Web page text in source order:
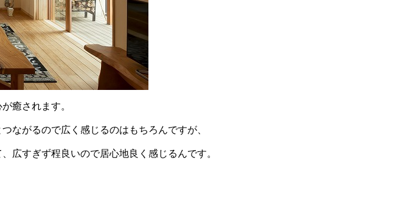
癒されます。
ながるので広く感じるのはもちろんですが、
広すぎず程良いので居心地良く感じるんです。